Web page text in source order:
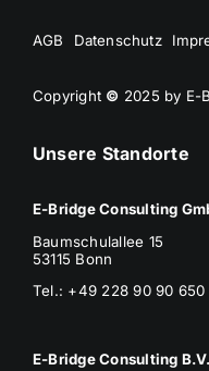
AGB Datenschutz
Copyright © 2025 by E-
Unsere Standorte
E-Bridge Consulting
Baumschulallee 15
53115 Bonn
Tel.: +49 228 90 90 650
E-Bridge Consulting B.V.